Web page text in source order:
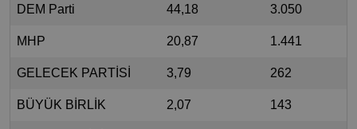
DEM Parti 44,18 3.050
MHP 20,87 1.441
GELECEK PARTİSİ 3,79 262
BÜYÜK BİRLİK 2,07 143